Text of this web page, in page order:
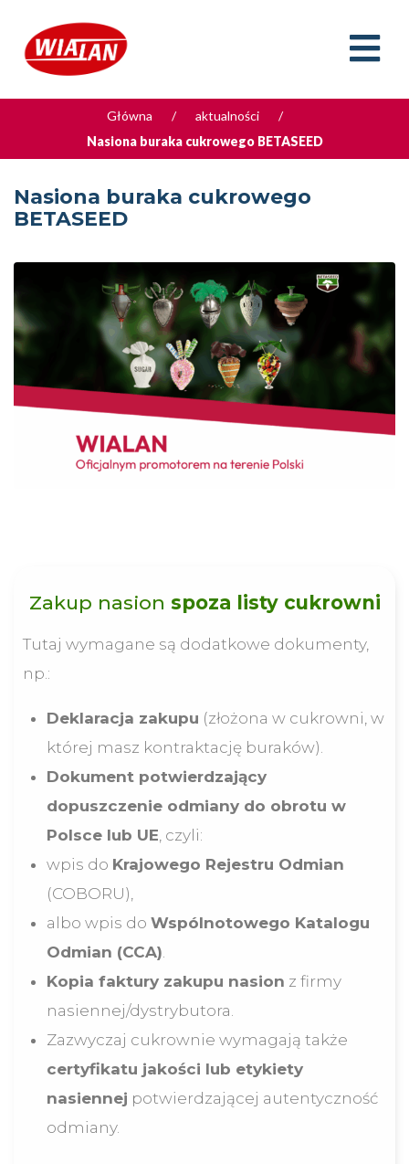
Główna / aktualności
/
Nasiona buraka cukrowego BETASEED
Nasiona buraka cukrowego
BETASEED
Zakup nasion spoza listy cukrowni
Tutaj wymagane są dodatkowe dokumenty,
np.:
Deklaracja zakupu (złożona w cukrowni, w
której masz kontraktację buraków).
Dokument potwierdzający
dopuszczenie odmiany do obrotu w
Polsce lub UE , czyli:
wpis do Krajowego Rejestru Odmian
(COBORU),
albo wpis do Wspólnotowego Katalogu
Odmian (CCA)
Kopia faktury zakupu nasion z firmy
nasiennej/dystrybutora.
Zazwyczaj cukrownie wymagają także
certyfikatu jakości lub etykiety
nasiennej potwierdzającej autentyczność
odmiany.